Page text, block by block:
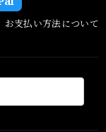
お支払い方法について